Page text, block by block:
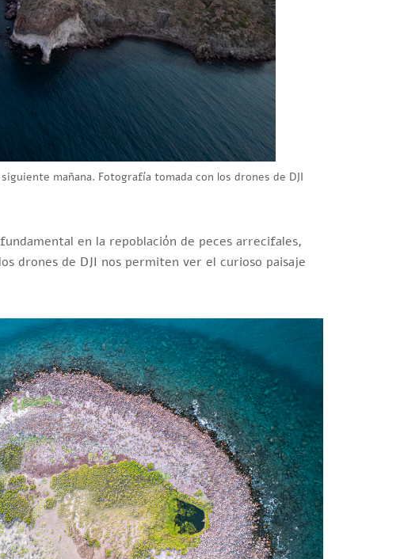
mañana. Fotografía tomada con los drones de DJI
en la repoblación de peces arrecifales,
drones de DJI nos permiten ver el curioso paisaje